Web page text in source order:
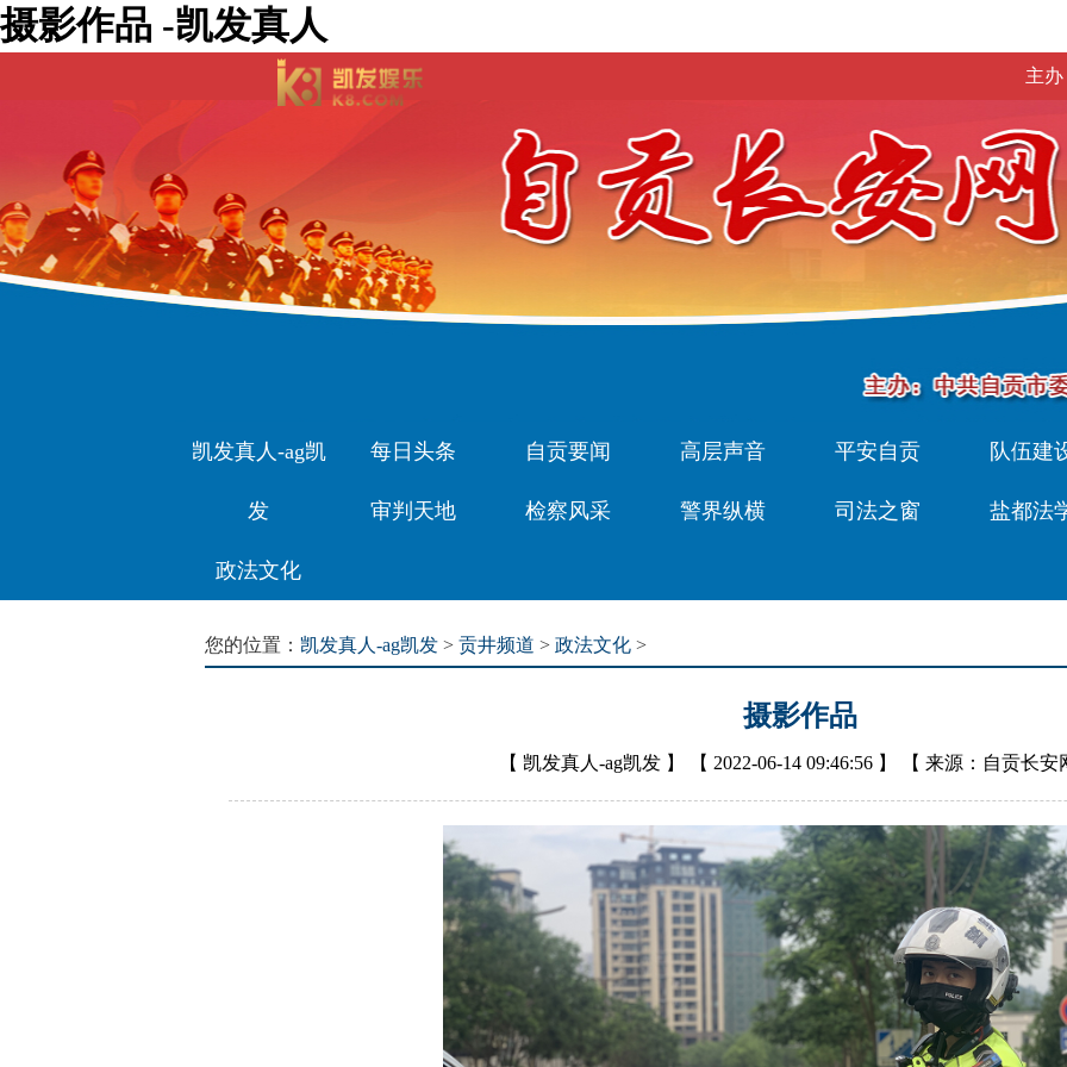
摄影作品 -凯发真人
主
凯发真人-ag凯
发
每日头条 自贡要闻 高层声音 平安自贡 队伍建
审判天地 检察风采 警界纵横 司法之窗 盐都法
政法文化
您的位置： 凯发真人-ag凯发 > 贡井频道 > 政法文化 >
摄影作品
【 凯发真人-ag凯发 】 【 2022-06-14 09:46:56 】 【 来源：自贡长安